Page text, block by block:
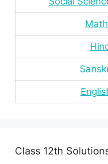
Class 12th